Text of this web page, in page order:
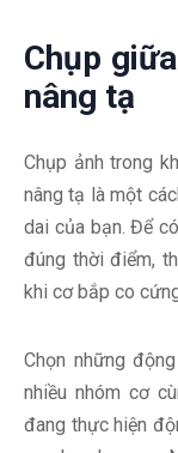
Chụp
nâng tạ
Chụp ảnh trong
nâng tạ là một
dai của bạn. Để
đúng thời điểm,
khi cơ bắp co
Chọn những
nhiều nhóm cơ
đang thực hiện